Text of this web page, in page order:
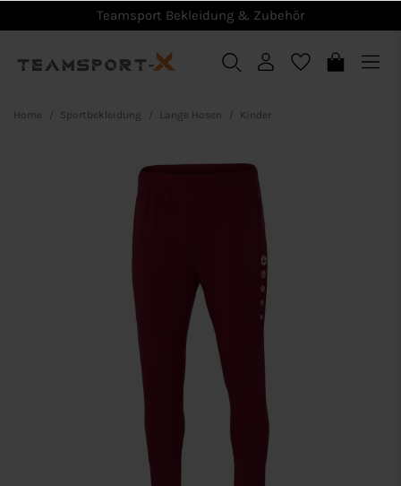
Teamsport Bekleidung & Zubehör
Home Sportbekleidung Lange Hosen Kinder